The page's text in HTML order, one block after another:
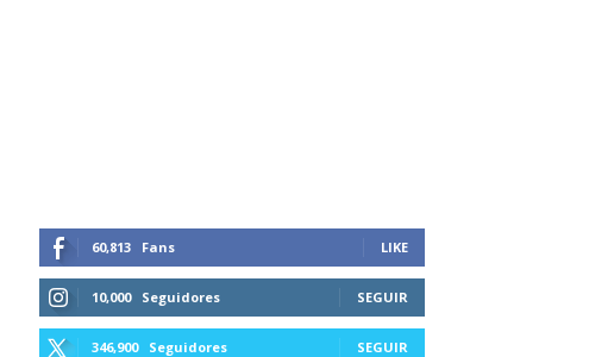
60,813 Fans LIKE
10,000 Seguidores SEGUIR
346,900 Seguidores SEGUIR